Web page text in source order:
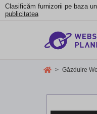
Clasificăm furnizorii pe baza
publicitatea
> Găzduire